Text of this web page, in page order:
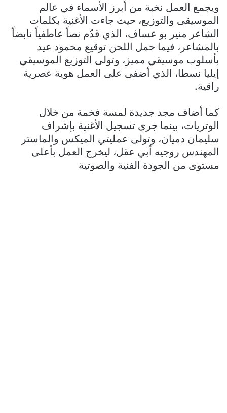
ويجمع العمل نخبة من أبرز الأسماء في عالم
الموسيقى والتوزيع، حيث جاءت الأغنية بكلمات
الشاعر منير بو عساف، الذي قدّم نصاً عاطفياً نابضاً
بالمشاعر، فيما حمل اللحن توقيع محمود عيد
بأسلوب موسيقي مميز، وتولى التوزيع الموسيقي
إيليا نسطا، الذي أضفى على العمل هوية عصرية
راقية.
كما أضاف مجد جديدة لمسة فخمة من خلال
الوتريات، بينما جرى تسجيل الأغنية بإشراف
سليمان دميان، وتولى عمليتي الميكس والماستر
المهندس روجيه أبي عقل، ليخرج العمل بأعلى
مستوى من الجودة الفنية والصوتية